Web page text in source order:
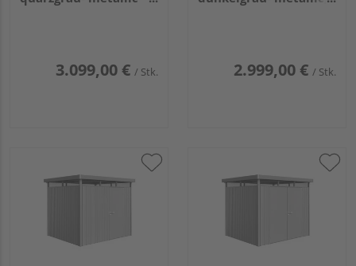
3.099,00 € / Stk. 2.999,00 € / Stk.